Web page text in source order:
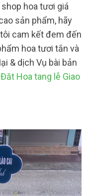
hoa tươi giá
sản phẩm, hãy
cam kết đem đến
hoa tươi tắn và
& dịch Vụ bài bản
Đăt Hoa tang lễ Giao